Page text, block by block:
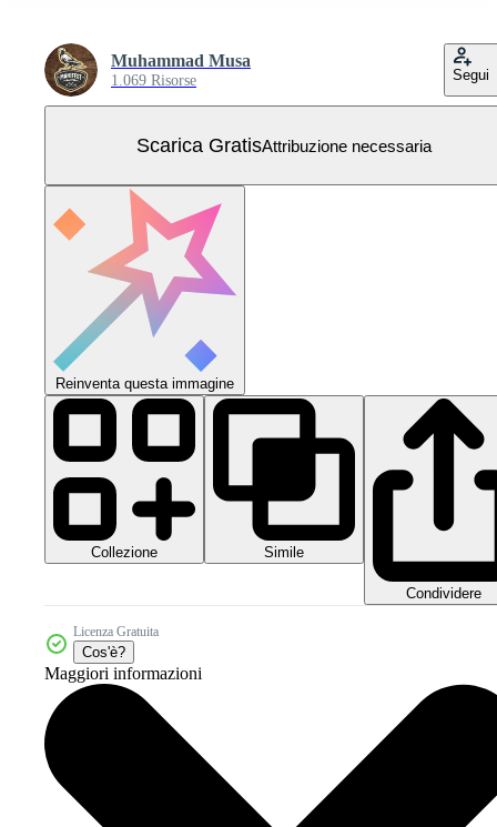
Muhammad Musa
1.069 Risorse Segui
Scarica GratisAttribuzione necessaria
Reinventa questa immagine
Collezione Simile
Condividere
Licenza Gratuita
Cos'è?
Maggiori informazioni